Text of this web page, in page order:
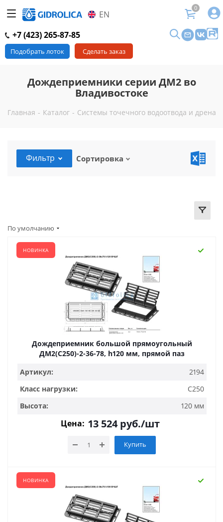
EN
0
+7 (423) 265-87-85
Подобрать лоток Сделать заказ
Дождеприемники серии ДМ2 во
Владивостоке
Главная - Каталог - Системы точечного водоотвода и
Фильтр Сортировка
По умолчанию
НОВИНКА
Дождеприемник большой прямоугольный
ДМ2(С250)-2-36-78, h120 мм, прямой паз
Артикул:
2194
Класс нагрузки:
С250
Высота:
120 мм
Цена: 13 524руб./шт
Купить
НОВИНКА